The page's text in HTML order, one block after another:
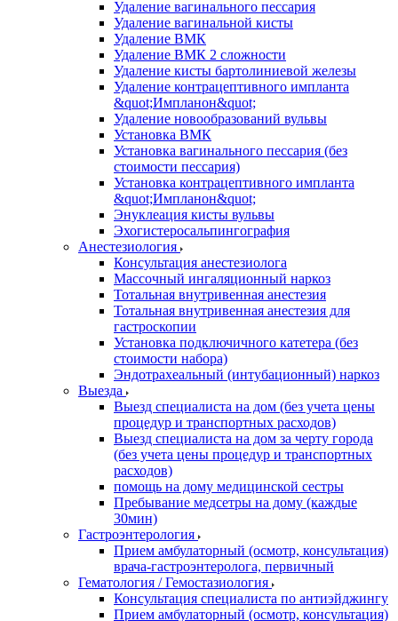
Удаление вагинального пессария
Удаление вагинальной кисты
Удаление ВМК
Удаление ВМК 2 сложности
Удаление кисты бартолиниевой железы
Удаление контрацептивного импланта
&quot;Импланон&quot;
Удаление новообразований вульвы
Установка ВМК
Установка вагинального пессария (без
стоимости пессария)
Установка контрацептивного импланта
&quot;Импланон&quot;
Энуклеация кисты вульвы
Эхогистеросальпингография
Анестезиология
Консультация анестезиолога
Массочный ингаляционный наркоз
Тотальная внутривенная анестезия
Тотальная внутривенная анестезия для
гастроскопии
Установка подключичного катетера (без
стоимости набора)
Эндотрахеальный (интубационный) наркоз
Выезда
Выезд специалиста на дом (без учета цены
процедур и транспортных расходов)
Выезд специалиста на дом за черту города
(без учета цены процедур и транспортных
расходов)
помощь на дому медицинской сестры
Пребывание медсетры на дому (каждые
30мин)
Гастроэнтерология
Прием амбулаторный (осмотр, консультация)
врача-гастроэнтеролога, первичный
Гематология / Гемостазиология
Консультация специалиста по антиэйджингу
Прием амбулаторный (осмотр, консультация)